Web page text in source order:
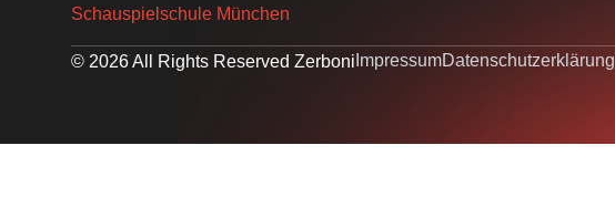
Schauspielschule München
© 2026 All Rights Reserved Zerboni ImpressumDatenschutzerklärung